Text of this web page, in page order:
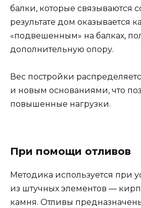
балки, которые связываются
результате дом оказывается
«подвешенным» на балках,
дополнительную опору.
Вес постройки
и новым основаниями, что
повышенные нагрузки.
При помощи отливов
Методика используется при
из штучных элементов —
камня. Отливы